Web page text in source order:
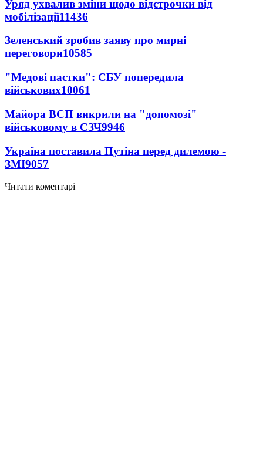
Уряд ухвалив зміни щодо відстрочки від
мобілізації11436
Зеленський зробив заяву про мирні
переговори10585
"Медові пастки": СБУ попередила
військових10061
Майора ВСП викрили на "допомозі"
військовому в СЗЧ9946
Україна поставила Путіна перед дилемою -
ЗМІ9057
Читати коментарі